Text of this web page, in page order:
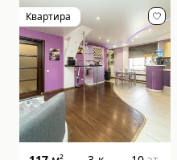
Квартира